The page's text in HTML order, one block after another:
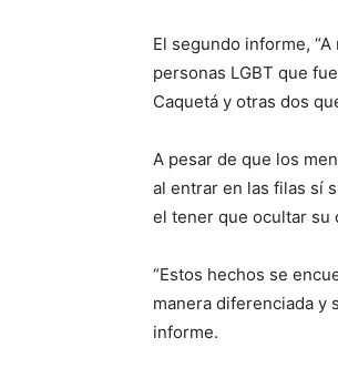
El segundo informe,
personas LGBT que
Caquetá y otras dos
A pesar de que los
al entrar en las filas sí
el tener que ocultar su
“Estos hechos se
manera diferenciada y
informe.